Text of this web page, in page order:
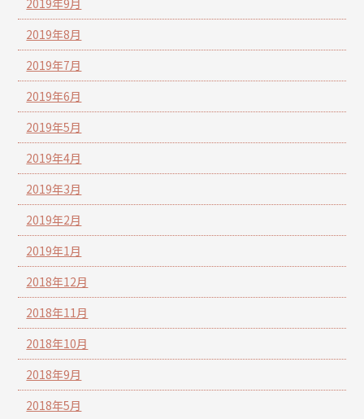
2019年8月
2019年7月
2019年6月
2019年5月
2019年4月
2019年3月
2019年2月
2019年1月
2018年12月
2018年11月
2018年10月
2018年9月
2018年5月